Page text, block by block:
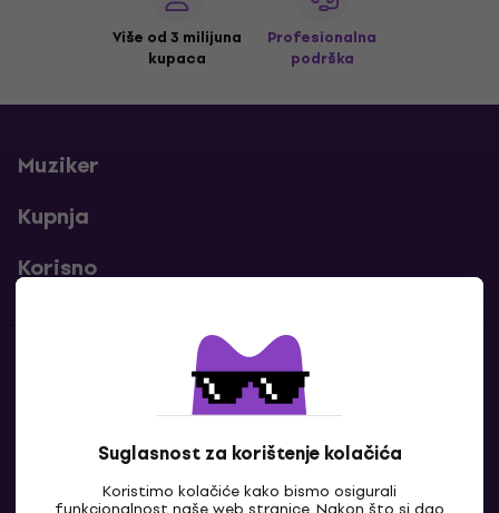
Suglasnost za korištenje kolačića
Koristimo kolačiće kako bismo osigurali
Više od 3 milijuna
kupaca
Profesionalna
podrška
Muziker
Kupnja
Korisno
Kontakti
Javi nam se